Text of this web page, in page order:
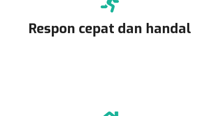
Respon cepat dan handal